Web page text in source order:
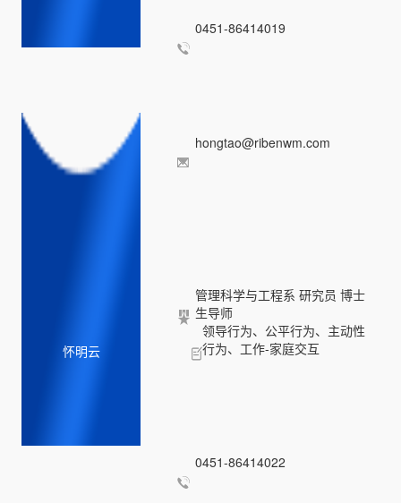
0451-86414019
hongtao@ribenwm.com
怀明云
管理科学与工程系 研究员 博士
生导师
领导行为、公平行为、主动性
行为、工作-家庭交互
0451-86414022